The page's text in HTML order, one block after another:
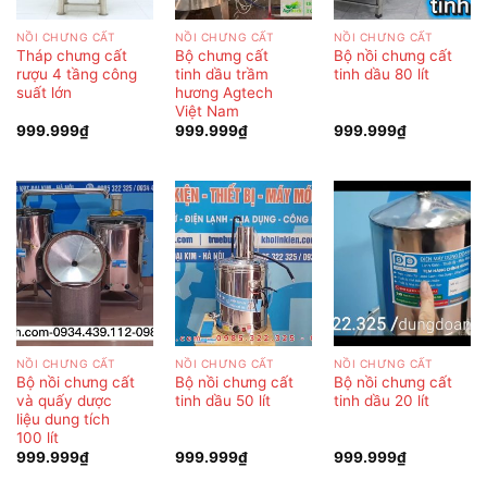
NỒI CHƯNG CẤT
Tháp chưng cất
rượu 4 tầng công
suất lớn
999.999₫
NỒI CHƯNG CẤT
Bộ chưng cất
tinh dầu trầm
hương Agtech
Việt Nam
999.999₫
NỒI CHƯNG CẤT
Bộ nồi chưng cất
tinh dầu 80 lít
999.999₫
NỒI CHƯNG CẤT
Bộ nồi chưng cất
và quấy dược
liệu dung tích
100 lít
999.999₫
NỒI CHƯNG CẤT
Bộ nồi chưng cất
tinh dầu 50 lít
999.999₫
NỒI CHƯNG CẤT
Bộ nồi chưng cất
tinh dầu 20 lít
999.999₫